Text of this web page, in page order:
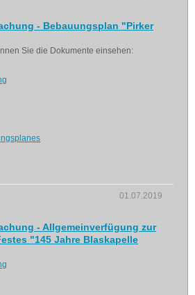
- Bebauungsplan "Pirker
Sie die Dokumente einsehen:
01.07.2019
- Allgemeinverfügung zur
"145 Jahre Blaskapelle